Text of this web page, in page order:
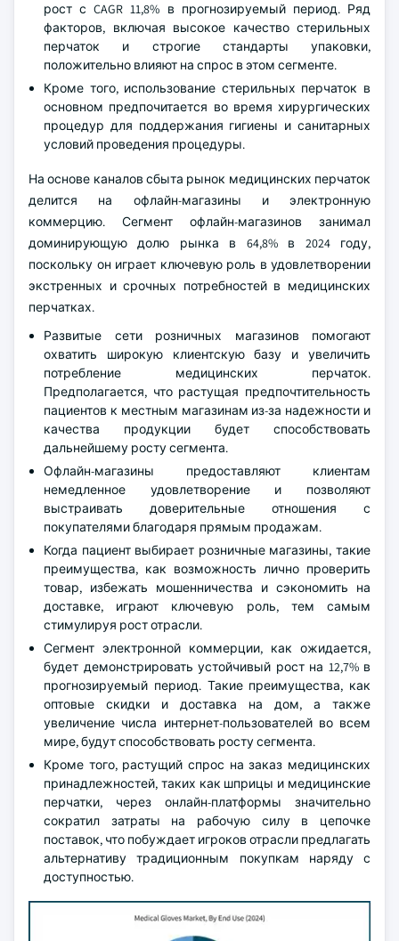
рост с CAGR 11,8% в прогнозируемый период. Ряд
факторов, включая высокое качество стерильных
перчаток и строгие стандарты упаковки,
положительно влияют на спрос в этом сегменте.
Кроме того, использование стерильных перчаток в
основном предпочитается во время хирургических
процедур для поддержания гигиены и санитарных
условий проведения процедуры.
На основе каналов сбыта рынок медицинских перчаток
делится на офлайн-магазины и электронную
коммерцию. Сегмент офлайн-магазинов занимал
доминирующую долю рынка в 64,8% в 2024 году,
поскольку он играет ключевую роль в удовлетворении
экстренных и срочных потребностей в медицинских
перчатках.
Развитые сети розничных магазинов помогают
охватить широкую клиентскую базу и увеличить
потребление медицинских перчаток.
Предполагается, что растущая предпочтительность
пациентов к местным магазинам из-за надежности и
качества продукции будет способствовать
дальнейшему росту сегмента.
Офлайн-магазины предоставляют клиентам
немедленное удовлетворение и позволяют
выстраивать доверительные отношения с
покупателями благодаря прямым продажам.
Когда пациент выбирает розничные магазины, такие
преимущества, как возможность лично проверить
товар, избежать мошенничества и сэкономить на
доставке, играют ключевую роль, тем самым
стимулируя рост отрасли.
Сегмент электронной коммерции, как ожидается,
будет демонстрировать устойчивый рост на 12,7% в
прогнозируемый период. Такие преимущества, как
оптовые скидки и доставка на дом, а также
увеличение числа интернет-пользователей во всем
мире, будут способствовать росту сегмента.
Кроме того, растущий спрос на заказ медицинских
принадлежностей, таких как шприцы и медицинские
перчатки, через онлайн-платформы значительно
сократил затраты на рабочую силу в цепочке
поставок, что побуждает игроков отрасли предлагать
альтернативу традиционным покупкам наряду с
доступностью.